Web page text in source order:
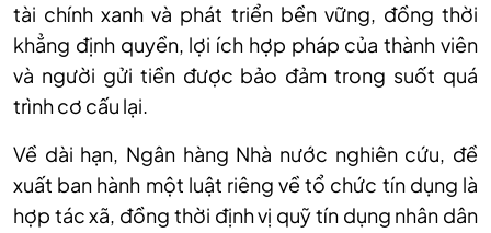
tài chính xanh và phát triển bền vững, đồng thời
khẳng định quyền, lợi ích hợp pháp của thành viên
và người gửi tiền được bảo đảm trong suốt quá
trình cơ cấu lại.
Về dài hạn, Ngân hàng Nhà nước nghiên cứu, đề
xuất ban hành một luật riêng về tổ chức tín dụng là
hợp tác xã, đồng thời định vị quỹ tín dụng nhân dân